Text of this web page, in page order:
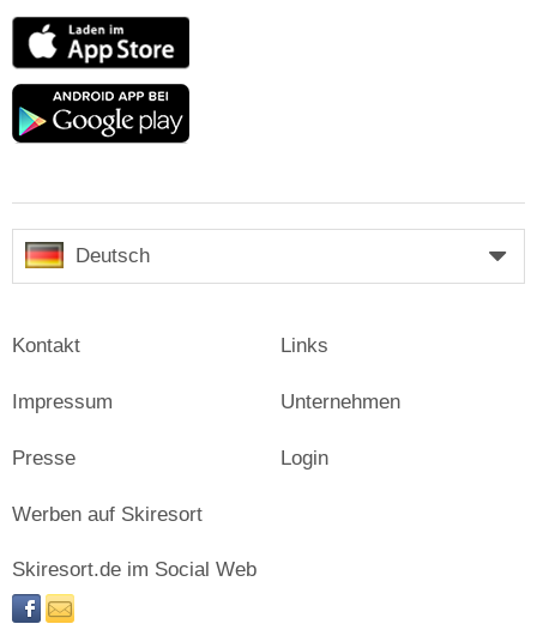
App
Store
Google
Deutsch
Kontakt
Impressum
Presse
Links
Unternehmen
Login
Werben auf Skiresort
Skiresort.de im Social Web
facebooknewsletter